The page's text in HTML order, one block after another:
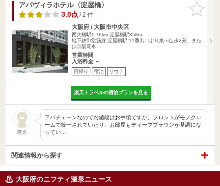
お気に入
りに追加
アパヴィラホテル〈淀屋橋〉
3.0点/ 2 件
大阪府 / 大阪市中央区
西大橋駅1.76km 淀屋橋駅358m
地下鉄御堂筋線 淀屋橋駅 11番出口より東へ徒歩2分、また
は京阪電車…
営業時間
入浴料金 ～
日帰り 宿泊 サウナ
楽天トラベルの宿泊プランを見る
匿名
アパチェーンなのでお値段はお手頃ですが、フロントがモノクロ
ームで統一されていたり、お部屋もディープブラウンが基調にな
ってい…
関連情報から探す
大阪府のニフティ温泉ニュース